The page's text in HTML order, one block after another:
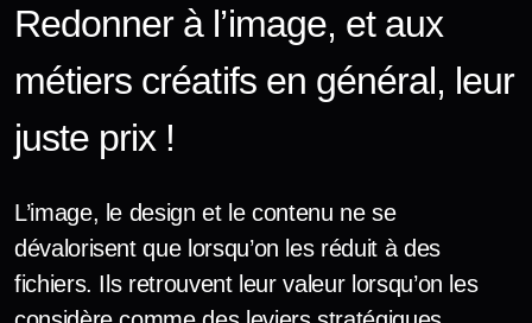
Redonner à l’image, et aux
métiers créatifs en général, leur
juste prix !
L’image, le design et le contenu ne se
dévalorisent que lorsqu’on les réduit à des
fichiers. Ils retrouvent leur valeur lorsqu’on les